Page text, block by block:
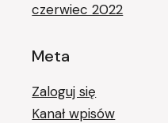
czerwiec 2022
Meta
Zaloguj się
Kanał wpisów